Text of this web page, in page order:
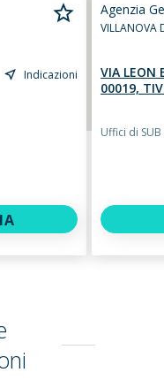
Indicazioni
Agenzia
VILLANOVA
VIA LEON
00019,
Uffici di SUB